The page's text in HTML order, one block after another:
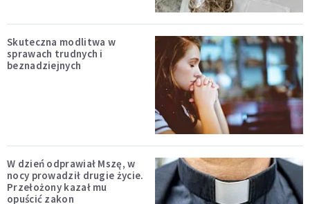
Skuteczna modlitwa w
sprawach trudnych i
beznadziejnych
W dzień odprawiał Mszę, w
nocy prowadził drugie życie.
Przełożony kazał mu
opuścić zakon